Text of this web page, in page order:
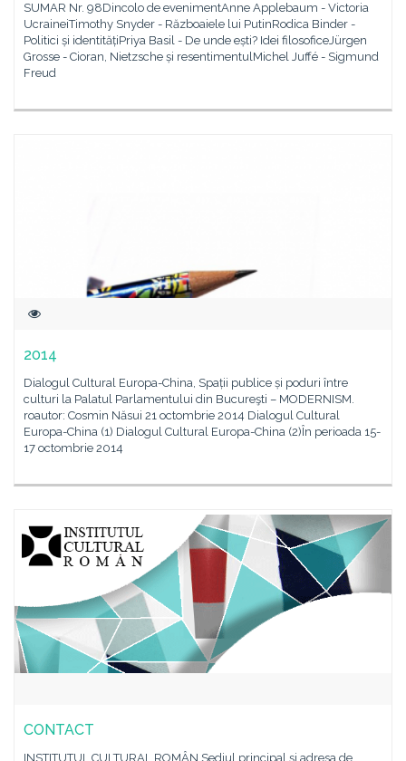
SUMAR Nr. 98Dincolo de evenimentAnne Applebaum - Victoria
UcraineiTimothy Snyder - Războaiele lui PutinRodica Binder -
Politici și identitățiPriya Basil - De unde ești? Idei filosoficeJürgen
Grosse - Cioran, Nietzsche și resentimentulMichel Juffé - Sigmund
Freud
2014
Dialogul Cultural Europa-China, Spații publice și poduri între
culturi la Palatul Parlamentului din Bucureşti – MODERNISM.
roautor: Cosmin Năsui 21 octombrie 2014 Dialogul Cultural
Europa-China (1) Dialogul Cultural Europa-China (2)În perioada 15-
17 octombrie 2014
CONTACT
INSTITUTUL CULTURAL ROMÂN Sediul principal şi adresa de